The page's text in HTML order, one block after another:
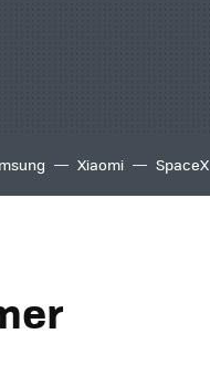
Xiaomi SpaceX